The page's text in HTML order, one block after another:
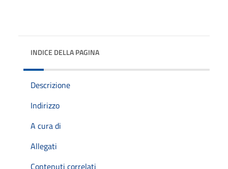
INDICE DELLA PAGINA
Descrizione
Indirizzo
A cura di
Allegati
Contenuti correlati